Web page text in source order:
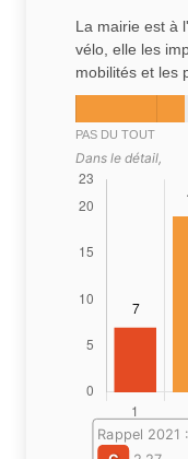
La mairie est à
vélo, elle les
mobilités et les
PAS DU TOUT
Dans le détail,
Rappel 2021 :